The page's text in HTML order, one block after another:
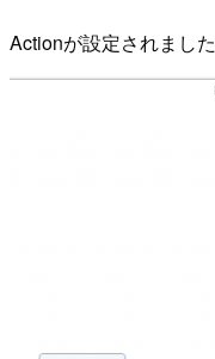
Actionが設定されました